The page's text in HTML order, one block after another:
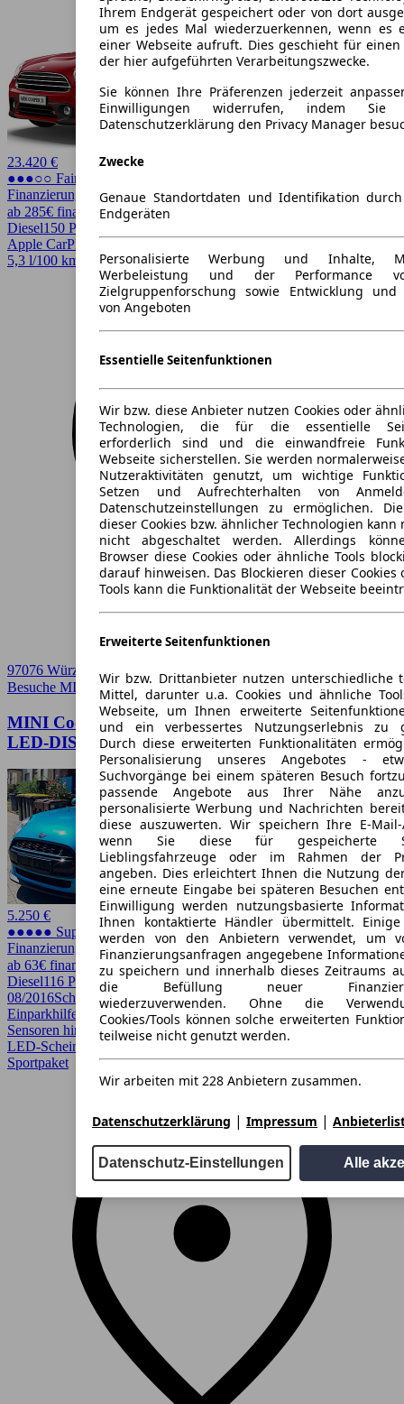
Ihrem Endgerät gespeichert oder von dort
um es jedes Mal wiederzuerkennen, wenn es
einer Webseite aufruft. Dies geschieht für
der hier aufgeführten Verarbeitungszwecke.
Sie können Ihre Präferenzen jederzeit
Einwilligungen widerrufen, indem
Datenschutzerklärung den Privacy Manager
Zwecke
Genaue Standortdaten und Identifikation
Endgeräten
Personalisierte Werbung und Inhalte,
Werbeleistung und der Performance
Zielgruppenforschung sowie Entwicklung und
von Angeboten
Essentielle Seitenfunktionen
Wir bzw. diese Anbieter nutzen Cookies oder
Technologien, die für die essentielle
erforderlich sind und die einwandfreie
Webseite sicherstellen. Sie werden
Nutzeraktivitäten genutzt, um wichtige
Setzen und Aufrechterhalten von
Datenschutzeinstellungen zu ermöglichen.
dieser Cookies bzw. ähnlicher Technologien kann
nicht abgeschaltet werden. Allerdings
Browser diese Cookies oder ähnliche Tools
darauf hinweisen. Das Blockieren dieser
Tools kann die Funktionalität der Webseite
Erweiterte Seitenfunktionen
Wir bzw. Drittanbieter nutzen unterschiedliche
Mittel, darunter u.a. Cookies und ähnliche
Webseite, um Ihnen erweiterte
und ein verbessertes Nutzungserlebnis zu
Durch diese erweiterten Funktionalitäten
Personalisierung unseres Angebotes -
Suchvorgänge bei einem späteren Besuch
passende Angebote aus Ihrer Nähe
personalisierte Werbung und Nachrichten
diese auszuwerten. Wir speichern Ihre E-Mail-
wenn Sie diese für gespeicherte
Lieblingsfahrzeuge oder im Rahmen der
angeben. Dies erleichtert Ihnen die Nutzung
eine erneute Eingabe bei späteren Besuchen
Einwilligung werden nutzungsbasierte
Ihnen kontaktierte Händler übermittelt. Einige
werden von den Anbietern verwendet, um
Finanzierungsanfragen angegebene
zu speichern und innerhalb dieses Zeitraums
die Befüllung neuer
wiederzuverwenden. Ohne die
Cookies/Tools können solche erweiterten
teilweise nicht genutzt werden.
Wir arbeiten mit 228 Anbietern zusammen.
Datenschutzerklärung | Impressum |
Datenschutz-Einstellungen Alle
23.420 €
●●●○○ Fairer Preis
Finanzierung möglich
ab 285€ finanzieren ↗
Diesel150 PS (110 kW)
Apple CarPlay, CarPlay, Parkassistent, Sitzheizung
5,3 l/100 km (komb.)* · 140 g/km CO2* · CO2-Klasse E
97076 Würzburg
Besuche MINI
➚
MINI Cooper D Cooper D Metropolitan *2.HAND-
LED-DISPLAY*
5.250 €
●●●●● Super Preis
Finanzierung möglich
ab 63€ finanzieren ↗
Diesel116 PS (85 kW) 210.000 kmEZ
08/2016SchaltgetriebeKleinwagen3 Türen
Einparkhilfe, Einparkhilfe selbstlenkendes System, Einparkhilfe
Sensoren hinten, Einparkhilfe Sensoren vorne, HU/AU neu, LED,
LED-Scheinwerfer, Lichtsensor, Regensensor, Sitzheizung,
Sportpaket